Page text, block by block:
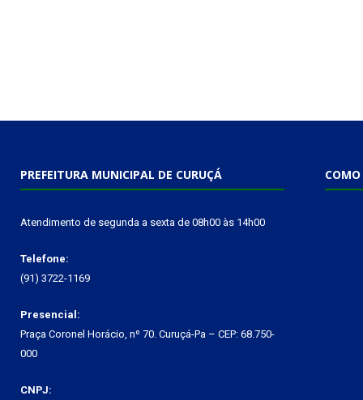
PREFEITURA MUNICIPAL DE CURUÇÁ
Atendimento de segunda a sexta de 08h00 às 14h00
Telefone:
(91) 3722-1169
Presencial:
Praça Coronel Horácio, nº 70. Curuçá-Pa – CEP: 68.750-
000
CNPJ:
COMO